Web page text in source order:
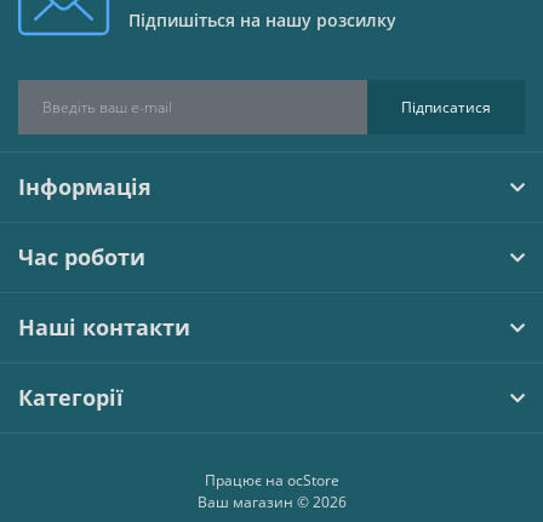
Підпишіться на нашу розсилку
Підписатися
Інформація
Час роботи
Наші контакти
Категорії
Працює на ocStore
Ваш магазин © 2026